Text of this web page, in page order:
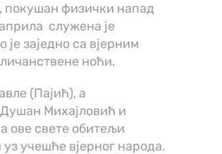
покушан физички напад
служена је
заједно са вјерним
ноћи.
(Пајић), а
Душан Михајловић и
ове свете обитељи
учешће вјерног народа.